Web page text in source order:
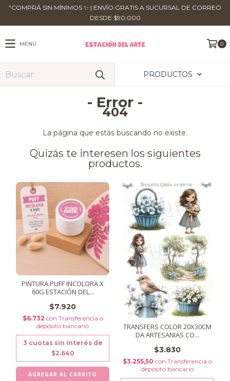
​"COMPRÁ SIN MÍNIMOS ✨ | ENVÍO GRATIS A SUCURSAL DE CORREO
DESDE $90.000
MENÚ 0
PRODUCTOS
- Error -
404
La página que estás buscando no existe.
Quizás te interesen los siguientes
productos.
PINTURA PUFF INCOLORA X
60G ESTACIÓN DEL...
$7.920
$6.732 con Transferencia o
depósito bancario
3 cuotas sin interés de
$2.640
TRANSFERS COLOR 20X30CM
DA ARTESANIAS CO...
$3.830
$3.255,50 con Transferencia o
depósito bancario